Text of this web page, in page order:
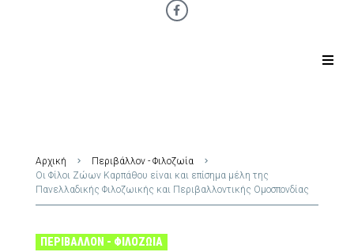
Αρχική
Περιβάλλον - Φιλοζωία
Οι Φίλοι Ζώων Καρπάθου είναι και επίσημα μέλη της
Πανελλαδικής Φιλοζωικής και Περιβαλλοντικής Ομοσπονδίας
ΠΕΡΙΒΆΛΛΟΝ - ΦΙΛΟΖΩΊΑ